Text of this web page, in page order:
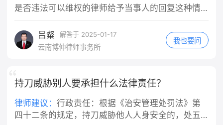
陈述、争取对方次责的口述内容吗？
约束； 3. 若房东主张“跳蚤是租客饲养
举证则扣款无效。 需要我帮你草拟一份
发给房东的正式催告短信文案吗？
险等），应首先由保险公司在保险合同
用人单位承担赔偿责任。伤者医药费几
千元，通常在保险理赔范围内，应先走
题。《民法典》第一千一百九十一条同
时规定，用人单位承担侵权责任后，可
以向有故意或者重大过失的工作人员追
偿。 也就是说，如果这次事故中你有故
是否违法可以维权的律师给予当事人的回复这种情
吕粲
解答于 2025-01-17
云南博仲律师事务所
我也要问
持刀威胁别人要承担什么法律责任？
律师建议： ‌行政责任‌：根据《治安管理处罚法》第
四十二条的规定，持刀威胁他人人身安全的，处五